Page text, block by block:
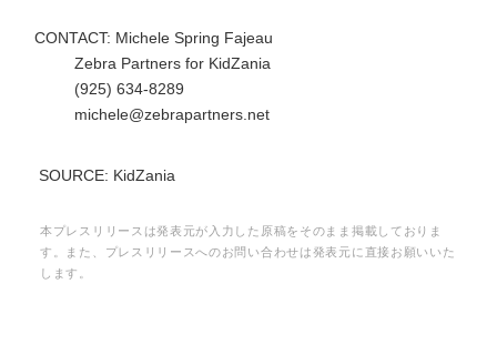
CONTACT: Michele Spring Fajeau
Zebra Partners for KidZania
(925) 634-8289
michele@zebrapartners.net
SOURCE: KidZania
本プレスリリースは発表元が入力した原稿をそのまま掲載しておりま
す。また、プレスリリースへのお問い合わせは発表元に直接お願いいた
します。
Japanese